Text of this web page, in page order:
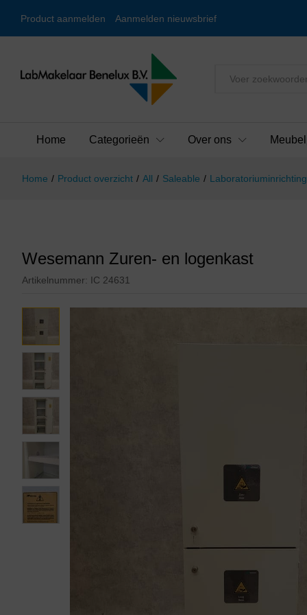
Product aanmelden Aanmelden nieuwsbrief
Alles
Home Categorieën Over ons
Home / Product overzicht / All / Saleable / Laboratoriuminrichting
Wesemann Zuren- en logenkast
Artikelnummer: IC 24631